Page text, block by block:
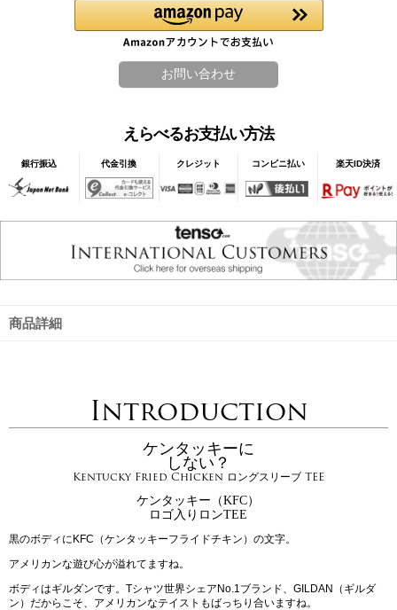
えらべるお支払い方法
銀行振込 代金引換 クレジット コンビニ払い 楽天ID決済
商品詳細
Introduction
ケンタッキーに
しない？
Kentucky Fried Chicken ロングスリーブ TEE
ケンタッキー（KFC）
ロゴ入りロンTEE
黒のボディにKFC（ケンタッキーフライドチキン）の文字。
アメリカンな遊び心が溢れてますね。
ボディはギルダンです。Tシャツ世界シェアNo.1ブランド、GILDAN（ギルダ
ン）だからこそ、アメリカンなテイストもばっちり合いますね。